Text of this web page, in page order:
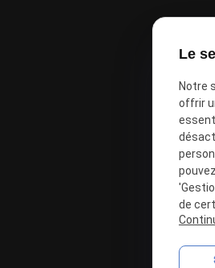
Le
Notre
offrir
de